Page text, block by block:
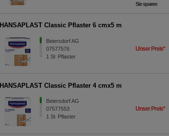
Sie sparen
HANSAPLAST Classic Pflaster 6 cmx5 m
Beiersdorf AG
07577576
1St Pflaster
Unser Preis*
HANSAPLAST Classic Pflaster 4 cmx5 m
Beiersdorf AG
07577553
1St Pflaster
Unser Preis*